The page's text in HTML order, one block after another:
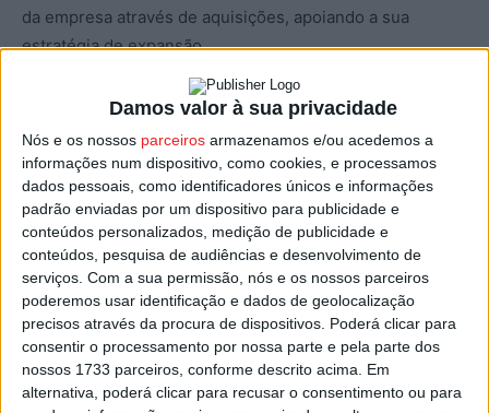
Damos valor à sua privacidade
Nós e os nossos parceiros armazenamos e/ou acedemos a
informações num dispositivo, como cookies, e processamos
dados pessoais, como identificadores únicos e informações
padrão enviadas por um dispositivo para publicidade e
conteúdos personalizados, medição de publicidade e
conteúdos, pesquisa de audiências e desenvolvimento de
serviços. Com a sua permissão, nós e os nossos parceiros
poderemos usar identificação e dados de geolocalização
precisos através da procura de dispositivos. Poderá clicar para
consentir o processamento por nossa parte e pela parte dos
nossos 1733 parceiros, conforme descrito acima. Em
alternativa, poderá clicar para recusar o consentimento ou para
da empresa através de aquisições, apoiando a sua
estratégia de expansão.
A Constructel Visabeira, é uma empresa de referência no
fornecimento de serviços nos sectores das
telecomunicações e energia, presente em países como
Portugal, França, Reino Unido, Alemanha, Bélgica,
Dinamarca, Itália, Espanha e Estados Unidos.
Numa altura de migração para a tecnologia de fibra ótica,
e da implementação de redes 5G, datacenters e da
evolução das infraestruturas de rede de eletricidade e
gás, a Constructel Visabeira quer apostar na sua
expansão nos principais mercados-alvo”, pode ler-se na